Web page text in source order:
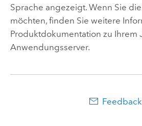
Sprache angezeigt. Wenn Sie
möchten, finden Sie weitere
Produktdokumentation zu Ihrem
Anwendungsserver.